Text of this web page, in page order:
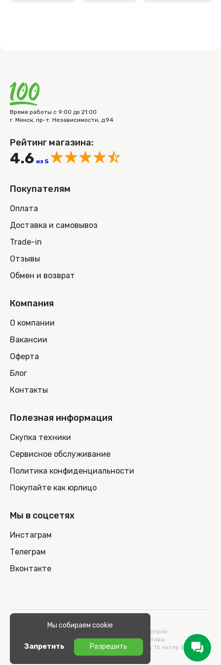
Время работы с 9:00 до 21:00
г. Минск, пр-т. Независимости, д.94
Рейтинг магазина:
4.6 из 5
Покупателям
Оплата
Доставка и самовывоз
Trade-in
Отзывы
Обмен и возврат
Компания
О компании
Вакансии
Оферта
Блог
Контакты
Полезная информация
Скупка техники
Сервисное обслуживание
Политика конфиденциальности
Покупайте как юрлицо
Мы в соцсетях
Инстаграм
Телеграм
Вконтакте
© 2026 100nout.by,
ООО «СТОНОУТБУКОВ» Директор Метельский Дмитрий
Константинович, действующий на основании Устава.
Адрес: 220100, Беларусь, г. Минск, ул. Кульман, д. 15 литер Б 9/к.
Мы собираем cookie
Запретить Разрешить